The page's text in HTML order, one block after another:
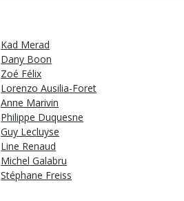
Kad Merad
Dany Boon
Zoé Félix
Lorenzo Ausilia-Foret
Anne Marivin
Philippe Duquesne
Guy Lecluyse
Line Renaud
Michel Galabru
Stéphane Freiss